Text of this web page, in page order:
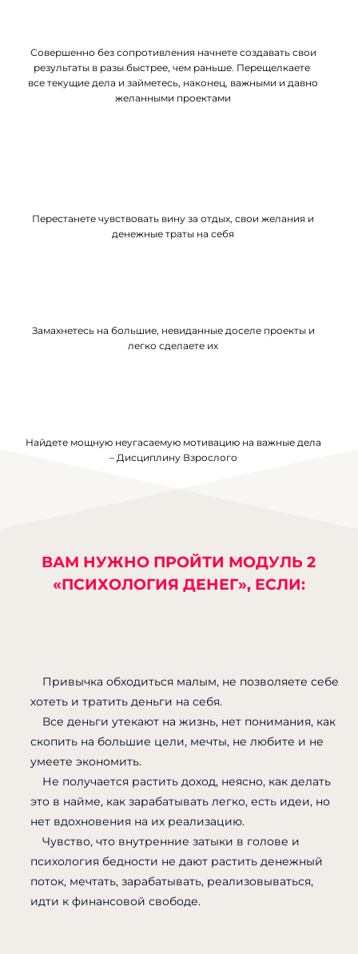
Совершенно без сопротивления начнете создавать свои
результаты в разы быстрее, чем раньше. Перещелкаете
все текущие дела и займетесь, наконец, важными и давно
желанными проектами
Перестанете чувствовать вину за отдых, свои желания и
денежные траты на себя
Замахнетесь на большие, невиданные доселе проекты и
легко сделаете их
Найдете мощную неугасаемую мотивацию на важные дела
– Дисциплину Взрослого
ВАМ НУЖНО ПРОЙТИ МОДУЛЬ 2
«ПСИХОЛОГИЯ ДЕНЕГ», ЕСЛИ:
Привычка обходиться малым, не позволяете себе
хотеть и тратить деньги на себя.
Все деньги утекают на жизнь, нет понимания, как
скопить на большие цели, мечты, не любите и не
умеете экономить.
Не получается растить доход, неясно, как делать
это в найме, как зарабатывать легко, есть идеи, но
нет вдохновения на их реализацию.
Чувство, что внутренние затыки в голове и
психология бедности не дают растить денежный
поток, мечтать, зарабатывать, реализовываться,
идти к финансовой свободе.